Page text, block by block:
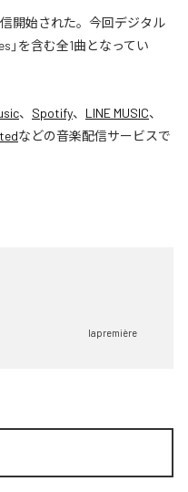
信開始された。今回デジタル
」を含む全1曲となってい
、 Spotify、 LINE MUSIC、
などの音楽配信サービスで
lapremière